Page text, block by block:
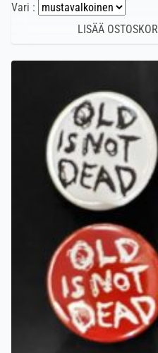
Vari :